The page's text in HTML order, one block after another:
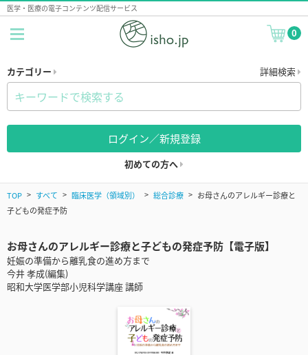
医学・医療の電子コンテンツ配信サービス
0
カテゴリー 詳細検索
ログイン／新規登録
初めての方へ
TOP すべて 臨床医学（領域別） 総合診療
お母さんのアレルギー診療と
子どもの発症予防
お母さんのアレルギー診療と子どもの発症予防【電子版】
妊娠の準備から離乳食の進め方まで
今井 孝成(編集)
昭和大学医学部小児科学講座 講師